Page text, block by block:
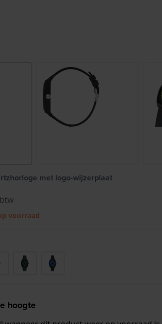
met logo-wijzerplaat
voorraad
hoogte